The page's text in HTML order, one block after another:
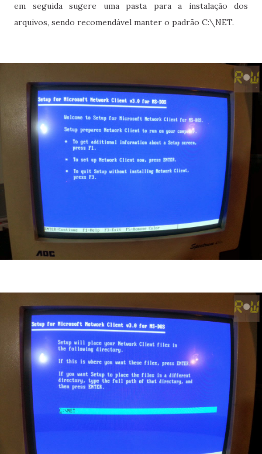
em seguida sugere uma pasta para a instalação dos
arquivos, sendo recomendável manter o padrão C:\NET.